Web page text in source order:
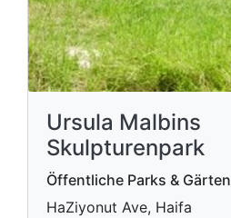
Ursula Malbins
Skulpturenpark
Öffentliche Parks & Gärten
HaZiyonut Ave, Haifa